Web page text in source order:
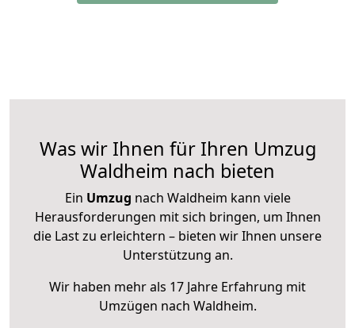
Was wir Ihnen für Ihren Umzug
Waldheim nach bieten
Ein Umzug nach Waldheim kann viele
Herausforderungen mit sich bringen, um Ihnen
die Last zu erleichtern – bieten wir Ihnen unsere
Unterstützung an.
Wir haben mehr als 17 Jahre Erfahrung mit
Umzügen nach Waldheim.